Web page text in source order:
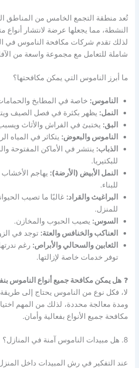
تُعد منطقة التجمع الخامس من المناطق
النشطة، مما يجعلها عرضة لانتشار أنواع
لذلك تقدم شركات مكافحة الناموس في
شاملة للتعامل مع مجموعة واسعة من
ما أبرز الناموس التي يمكن مكافحتها؟
الناموس: خاصة في المطابخ
النمل: يظهر بكثرة في فصل الصيف
البق: يختبئ في الفراش والأثاث
الناموس والبعوض: يتكاثر في المياه
الذباب: ينتشر في الأماكن المفتوحة
للبكتيريا.
النمل الأبيض (الأرضة): يهاجم
للبناء.
البراغيث والقراد: غالبًا ما تصيب
للمنزل.
السوس: يصيب الحبوب والمخازن.
العناكب والخنافس والعتة: توجد في
الثعابين والسحالي والأبراص: رغم
توفر خدمات خاصة لإزالتها.
❓هل يمكن مكافحة جميع أنواع الناموس
لا، فكل نوع من الناموس يحتاج إلى
ومدة معالجة محددة، لذلك من المهم
مكافحة جميع الأنواع بفعالية وأمان.
8. هل مبيدات الناموس آمنة في المنازل؟
عند التفكير في رش المبيدات داخل